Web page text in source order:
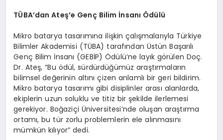
TÜBA’dan Ateş’e Genç Bilim İnsanı Ödülü
Mikro batarya tasarımına ilişkin çalışmalarıyla Türkiye
Bilimler Akademisi (TÜBA) tarafından Üstün Başarılı
Genç Bilim İnsanı (GEBİP) Ödülü’ne layık görülen Doç.
Dr. Ateş, “Bu ödül, sürdürdüğümüz araştırmaların
bilimsel değerinin altını çizen anlamlı bir geri bildirim.
Mikro batarya tasarımı gibi disiplinler arası alanlarda,
ekiplerin uzun soluklu ve titiz bir şekilde ilerlemesi
gerekiyor. Boğaziçi Üniversitesi’nde oluşan araştırma
ortamı, bu tür zorlu problemlerin ele alınmasını
mümkün kılıyor” dedi.